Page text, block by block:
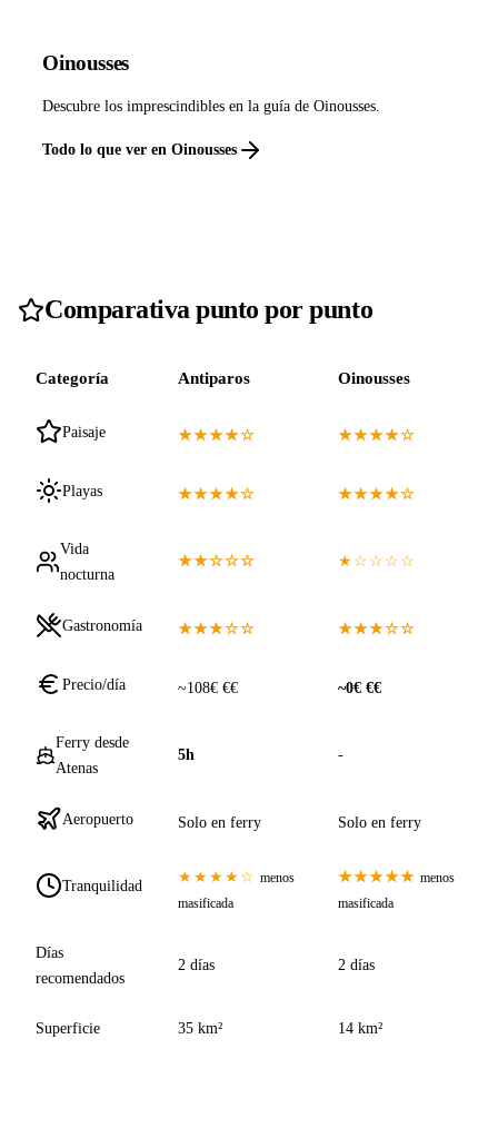
Oinousses
Descubre los imprescindibles en la guía de Oinousses.
Todo lo que ver en Oinousses
Comparativa punto por punto
Categoría Antiparos Oinousses
Paisaje ★★★★☆ ★★★★☆
Playas ★★★★☆ ★★★★☆
Vida
nocturna
★★☆☆☆ ★☆☆☆☆
Gastronomía ★★★☆☆ ★★★☆☆
Precio/día ~108€ €€ ~0€ €€
Ferry desde
Atenas
5h -
Aeropuerto Solo en ferry Solo en ferry
Tranquilidad ★★★★☆ menos
masificada
★★★★★ menos
masificada
Días
recomendados
2 días 2 días
Superficie 35 km² 14 km²